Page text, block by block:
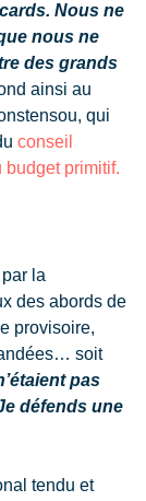
Nous ne
nous ne
des grands
ainsi au
qui
conseil
budget primitif.
la
des abords de
provisoire,
soit
pas
défends une
tendu et